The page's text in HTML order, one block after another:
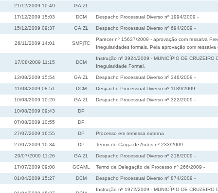
21/12/2009 10:49 GAIZL
17/12/2009 15:03 DCM Despacho Processual Diverso nº 1994/2009 -
15/12/2009 09:37 GAIZL Despacho Processual Diverso nº 694/2009 -
26/11/2009 14:01 SMPjTC
Parecer nº 15637/2009 - aprovação com ressalva
Irregularidades formais. Pela aprovação com ressalva
17/08/2009 11:15 DCM
Instrução nº 3924/2009 - MUNICÍPIO DE
Irregularidade Formal.
13/08/2009 15:54 GAIZL Despacho Processual Diverso nº 346/2009 -
11/08/2009 08:51 DCM Despacho Processual Diverso nº 1189/2009 -
10/08/2009 10:20 GAIZL Despacho Processual Diverso nº 322/2009 -
10/08/2009 09:43 DP
07/08/2009 10:55 DP
27/07/2009 16:55 DP Processo em remessa externa
27/07/2009 10:34 DP Termo de Carga de Autos nº 233/2009 -
20/07/2009 11:26 GAIZL Despacho Processual Diverso nº 218/2009 -
17/07/2009 09:08 GCAML Termo de Delegação de Processo nº 266/2009 -
01/04/2009 15:27 DCM Despacho Processual Diverso nº 874/2009 -
Instrução nº 1972/2009 - MUNICÍPIO DE